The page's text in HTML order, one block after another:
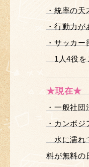
・統率の天
・行動力
・サッカ
1人4役を
★現在★
・一般社
・カンボ
水に濡れ
料が無料の